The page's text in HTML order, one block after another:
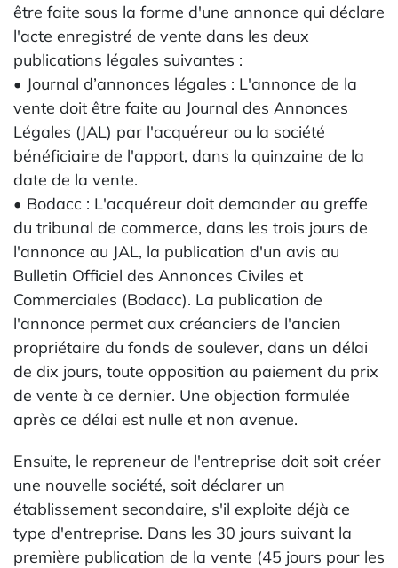
être faite sous la forme d'une annonce qui déclare
l'acte enregistré de vente dans les deux
publications légales suivantes :
• Journal d’annonces légales : L'annonce de la
vente doit être faite au Journal des Annonces
Légales (JAL) par l'acquéreur ou la société
bénéficiaire de l'apport, dans la quinzaine de la
date de la vente.
• Bodacc : L'acquéreur doit demander au greffe
du tribunal de commerce, dans les trois jours de
l'annonce au JAL, la publication d'un avis au
Bulletin Officiel des Annonces Civiles et
Commerciales (Bodacc). La publication de
l'annonce permet aux créanciers de l'ancien
propriétaire du fonds de soulever, dans un délai
de dix jours, toute opposition au paiement du prix
de vente à ce dernier. Une objection formulée
après ce délai est nulle et non avenue.
Ensuite, le repreneur de l'entreprise doit soit créer
une nouvelle société, soit déclarer un
établissement secondaire, s'il exploite déjà ce
type d'entreprise. Dans les 30 jours suivant la
première publication de la vente (45 jours pour les